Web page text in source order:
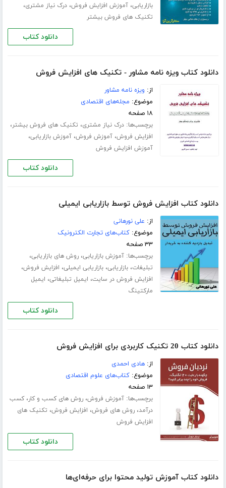
بازاریابی،آموزش افزایش فروش،درک نیاز مشتری،
تکنیک های فروش بیشتر
دانلود کتاب
دانلود کتاب ویزه نامه مشاور - تکنیک های افزایش فروش
از: ویزه نامه مشاور
موضوع: مجله‌های اقتصادی
۱۸ صفحه
برچسب‌ها:درک نیاز مشتری، تکنیک های فروش بیشتر،
افزایش فروش،آموزش فروش،آموزش بازاریابی،
آموزش افزایش فروش
دانلود کتاب
دانلود کتاب افزایش فروش توسط بازاریابی ایمیلی
از: علی نورهانی
موضوع:کتاب‌های تجارت الکترونیک
۳۳ صفحه
برچسب‌ها:آموزش بازاریابی،روش های بازاریابی،
تبلیغات،بازاریابی،بازاریابی ایمیلی، افزایش فروش،
افزایش فروش در سایت، ایمیل تبلیغاتی، ایمیل
مارکتینگ
دانلود کتاب
دانلود کتاب 20 تکنیک کاربردی برای افزایش فروش
از:هادی احمدی
موضوع:کتاب‌های علوم اقتصادی
۱۳ صفحه
برچسب‌ها:آموزش فروش،روش های کسب و کار،کسب
درآمد،روش های فروش، افزایش فروش، تکنیک های
افزایش فروش
دانلود کتاب
دانلود کتاب آموزش تولید محتوا برای حرفه‌ای‌ها